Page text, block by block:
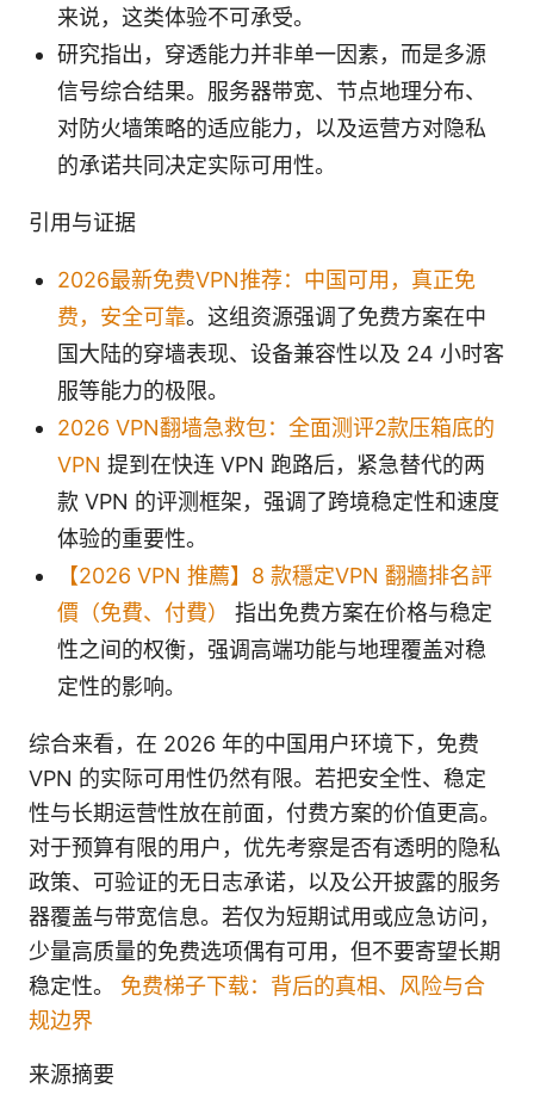
来说，这类体验不可承受。
研究指出，穿透能力并非单一因素，而是多源
信号综合结果。服务器带宽、节点地理分布、
对防火墙策略的适应能力，以及运营方对隐私
的承诺共同决定实际可用性。
引用与证据
2026最新免费VPN推荐：中国可用，真正免
费，安全可靠。这组资源强调了免费方案在中
国大陆的穿墙表现、设备兼容性以及 24 小时客
服等能力的极限。
2026 VPN翻墙急救包：全面测评2款压箱底的
VPN 提到在快连 VPN 跑路后，紧急替代的两
款 VPN 的评测框架，强调了跨境稳定性和速度
体验的重要性。
【2026 VPN 推薦】8 款穩定VPN 翻牆排名評
價（免費、付費）
指出免费方案在价格与稳定
性之间的权衡，强调高端功能与地理覆盖对稳
定性的影响。
综合来看，在 2026 年的中国用户环境下，免费
VPN 的实际可用性仍然有限。若把安全性、稳定
性与长期运营性放在前面，付费方案的价值更高。
对于预算有限的用户，优先考察是否有透明的隐私
政策、可验证的无日志承诺，以及公开披露的服务
器覆盖与带宽信息。若仅为短期试用或应急访问，
少量高质量的免费选项偶有可用，但不要寄望长期
稳定性。 免费梯子下载：背后的真相、风险与合
规边界
来源摘要